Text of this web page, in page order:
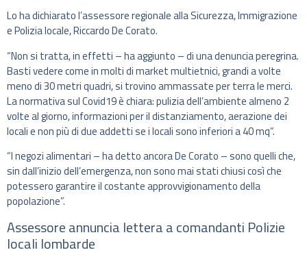
Lo ha dichiarato l’assessore regionale alla Sicurezza, Immigrazione
e Polizia locale, Riccardo De Corato.
“Non si tratta, in effetti – ha aggiunto – di una denuncia peregrina.
Basti vedere come in molti di market multietnici, grandi a volte
meno di 30 metri quadri, si trovino ammassate per terra le merci.
La normativa sul Covid19 è chiara: pulizia dell’ambiente almeno 2
volte al giorno, informazioni per il distanziamento, aerazione dei
locali e non più di due addetti se i locali sono inferiori a 40 mq”.
“I negozi alimentari – ha detto ancora De Corato – sono quelli che,
sin dall’inizio dell’emergenza, non sono mai stati chiusi così che
potessero garantire il costante approvvigionamento della
popolazione”.
Assessore annuncia lettera a comandanti Polizie
locali lombarde